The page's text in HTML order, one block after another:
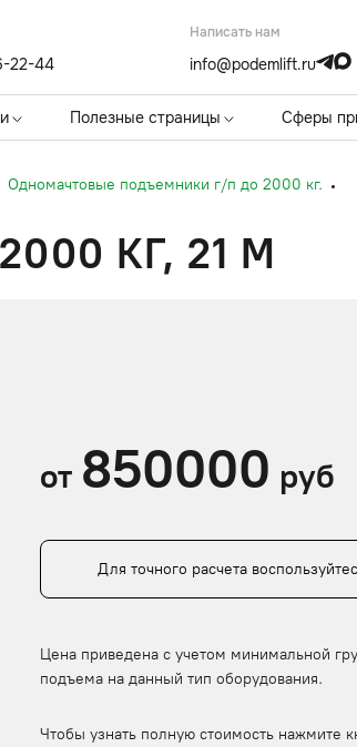
22-44
Написать нам
info@podemlift.ru
Полезные страницы Сферы
Одномачтовые подъемники г/п до 2000 кг.
КГ, 21 М
от 850000 руб
Для точного расчета
Цена приведена с учетом минимальной
подъема на данный тип оборудования.
Чтобы узнать полную стоимость нажмите